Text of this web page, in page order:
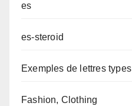
es
es-steroid
Exemples de lettres types
Fashion, Clothing